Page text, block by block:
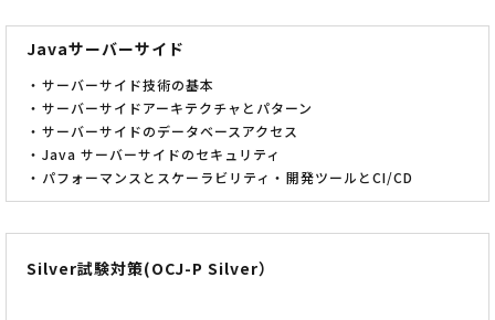
Javaサーバーサイド
サーバーサイド技術の基本
サーバーサイドアーキテクチャとパターン
サーバーサイドのデータベースアクセス
Java サーバーサイドのセキュリティ
パフォーマンスとスケーラビリティ
開発ツールとCI/CD
Silver試験対策(OCJ-P Silver）